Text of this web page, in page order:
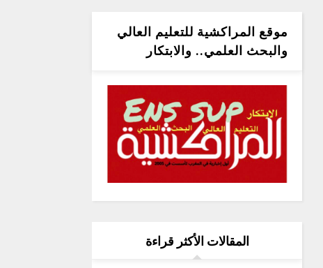
موقع المراكشية للتعليم العالي
والبحث العلمي.. والابتكار
المقالات الأكثر قراءة